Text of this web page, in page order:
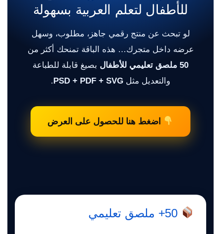
للأطفال لتعلم العربية بسهولة
لو تبحث عن منتج رقمي جاهز، مطلوب، وسهل
عرضه داخل متجرك… هذه الباقة تمنحك أكثر من
50 ملصق تعليمي للأطفال
بصيغ قابلة للطباعة
والتعديل مثل PSD + PDF + SVG
.
اضغط هنا للحصول على العرض
50+ ملصق تعليمي